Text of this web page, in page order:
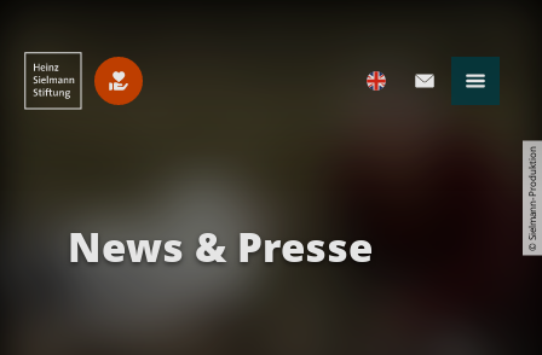
© Sielmann-Produktion
News & Presse